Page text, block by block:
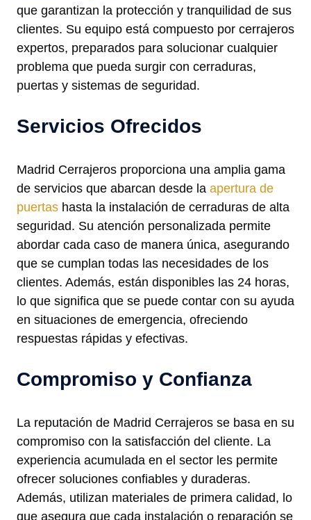
que garantizan la protección y tranquilidad de sus
clientes. Su equipo está compuesto por cerrajeros
expertos, preparados para solucionar cualquier
problema que pueda surgir con cerraduras,
puertas y sistemas de seguridad.
Servicios Ofrecidos
Madrid Cerrajeros proporciona una amplia gama
de servicios que abarcan desde la apertura de
puertas hasta la instalación de cerraduras de alta
seguridad. Su atención personalizada permite
abordar cada caso de manera única, asegurando
que se cumplan todas las necesidades de los
clientes. Además, están disponibles las 24 horas,
lo que significa que se puede contar con su ayuda
en situaciones de emergencia, ofreciendo
respuestas rápidas y efectivas.
Compromiso y Confianza
La reputación de Madrid Cerrajeros se basa en su
compromiso con la satisfacción del cliente. La
experiencia acumulada en el sector les permite
ofrecer soluciones confiables y duraderas.
Además, utilizan materiales de primera calidad, lo
que asegura que cada instalación o reparación se